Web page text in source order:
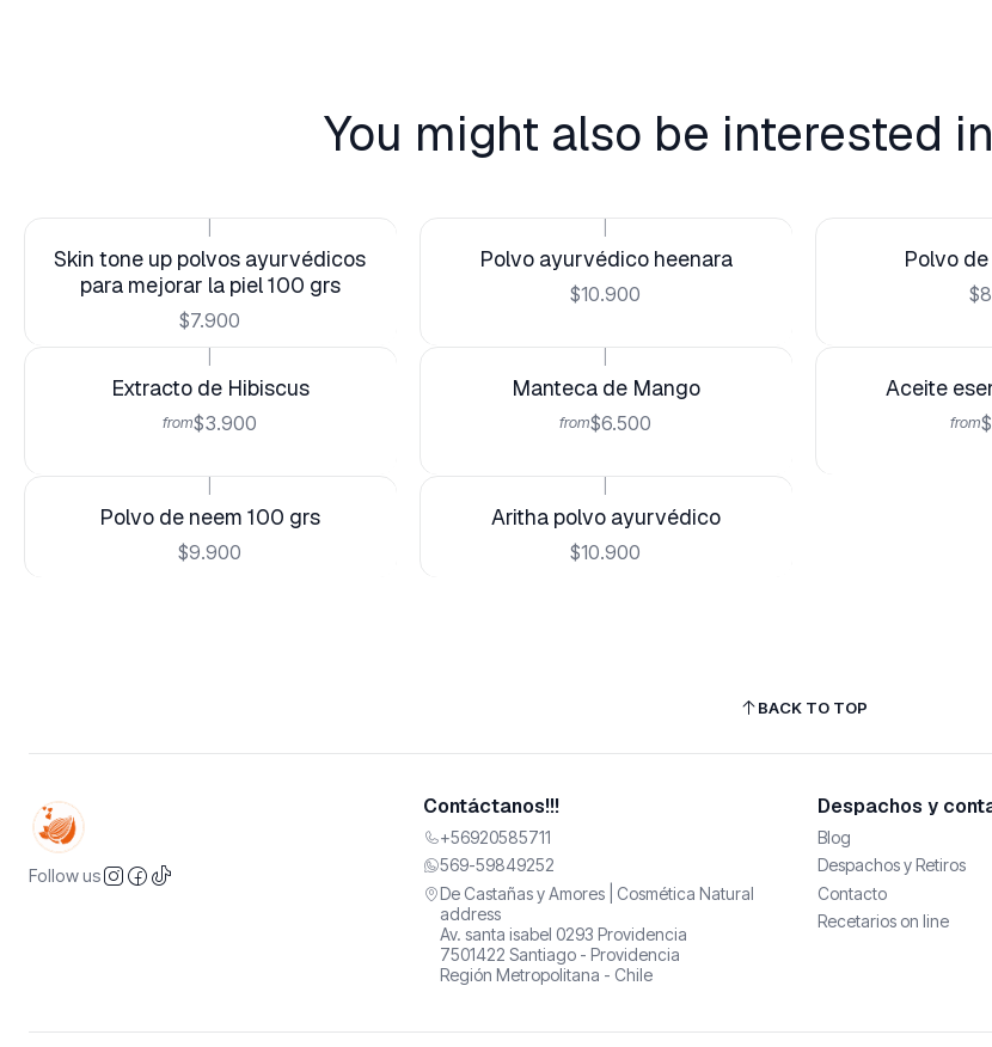
You might also be interested
Skin tone up polvos ayurvédicos
para mejorar la piel 100 grs
$7.900
Polvo ayurvédico heenara
$10.900
Polvo
Extracto de Hibiscus
from$3.900
Manteca de Mango
from$6.500
Aceite
from
Polvo de neem 100 grs
$9.900
Aritha polvo ayurvédico
$10.900
BACK TO TOP
Follow us
Contáctanos!!!
+56920585711
569-59849252
De Castañas y Amores | Cosmética Natural
address
Av. santa isabel 0293 Providencia
7501422 Santiago - Providencia
Región Metropolitana - Chile
Despachos y
Blog
Despachos y Retiros
Contacto
Recetarios on line